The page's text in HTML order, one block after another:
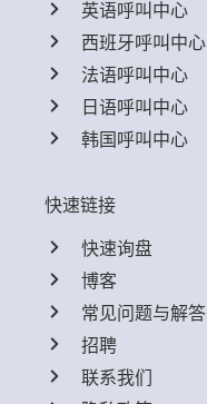
英语呼叫中心
西班牙呼叫中心
法语呼叫中心
日语呼叫中心
韩国呼叫中心
快速链接
快速询盘
博客
常见问题与解答
招聘
联系我们